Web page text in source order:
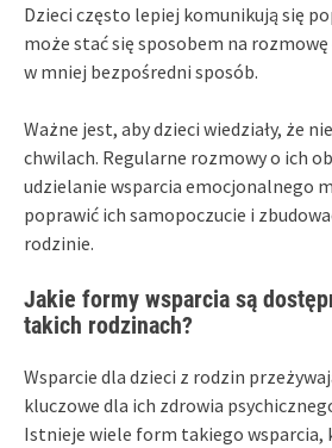
Dzieci często lepiej komunikują się
może stać się sposobem na
w mniej bezpośredni sposób.
Ważne jest, aby dzieci wiedziały, że
chwilach. Regularne rozmowy o ich
udzielanie wsparcia emocjonalnego
poprawić ich samopoczucie i
rodzinie.
Jakie formy wsparcia są
takich rodzinach?
Wsparcie dla dzieci z rodzin
kluczowe dla ich zdrowia
Istnieje wiele form takiego wsparcia,